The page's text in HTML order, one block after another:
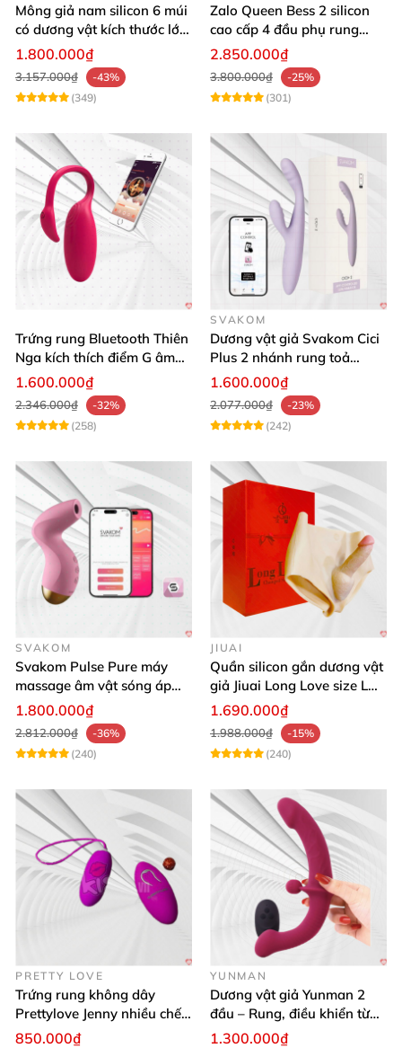
Mông giả nam silicon 6 múi
có dương vật kích thước lớn
cực thật
1.800.000₫
3.157.000₫
-43%
(349)
Zalo Queen Bess 2 silicon
cao cấp 4 đầu phụ rung
nhiệt đa điểm
2.850.000₫
3.800.000₫
-25%
(301)
Trứng rung Bluetooth Thiên
Nga kích thích điểm G âm
vật thay đổi không khí yêu
1.600.000₫
2.346.000₫
-32%
(258)
SVAKOM
Dương vật giả Svakom Cici
Plus 2 nhánh rung toả
nhiệt, điều khiển app
1.600.000₫
2.077.000₫
-23%
(242)
SVAKOM
Svakom Pulse Pure máy
massage âm vật sóng áp
lực điều khiển app cao cấp
1.800.000₫
2.812.000₫
-36%
(240)
JIUAI
Quần silicon gắn dương vật
giả Jiuai Long Love size L
cho nữ les
1.690.000₫
1.988.000₫
-15%
(240)
PRETTY LOVE
Trứng rung không dây
Prettylove Jenny nhiều chế
độ rung silicone Nhật
850.000₫
YUNMAN
Dương vật giả Yunman 2
đầu – Rung, điều khiển từ
xa cho les cực phê
1.300.000₫